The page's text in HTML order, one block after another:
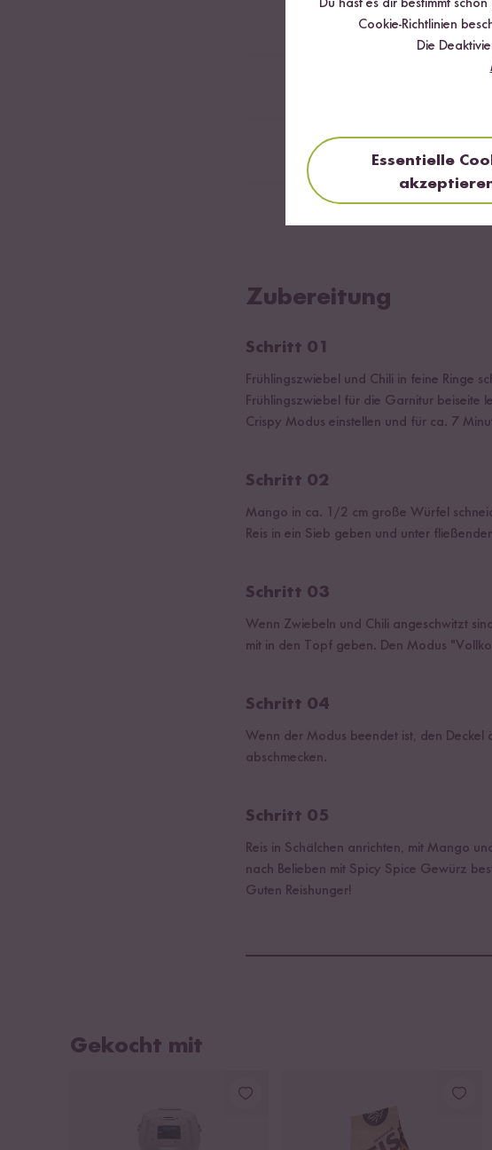
EL Kokosöl
Zubereitung
Schritt 01
Frühlingszwiebel und Chili in feine Ringe
Frühlingszwiebel für die Garnitur beiseite
Crispy Modus einstellen und für ca. 7
Schritt 02
Mango in ca. 1/2 cm große Würfel
Reis in ein Sieb geben und unter
Schritt 03
Wenn Zwiebeln und Chili angeschwitzt
mit in den Topf geben. Den Modus
Schritt 04
Wenn der Modus beendet ist, den Deckel
abschmecken.
Schritt 05
Reis in Schälchen anrichten, mit Mango
nach Belieben mit Spicy Spice Gewürz
Guten Reishunger!
Gekocht mit
Du hast es dir bestimmt
Cookie-Richtlinien
Die
Essentielle